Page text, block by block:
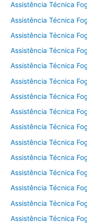
Assistência Técnica
Assistência Técnica
Assistência Técnica
Assistência Técnica
Assistência Técnica
Assistência Técnica
Assistência Técnica
Assistência Técnica
Assistência Técnica
Assistência Técnica
Assistência Técnica
Assistência Técnica
Assistência Técnica
Assistência Técnica
Assistência Técnica